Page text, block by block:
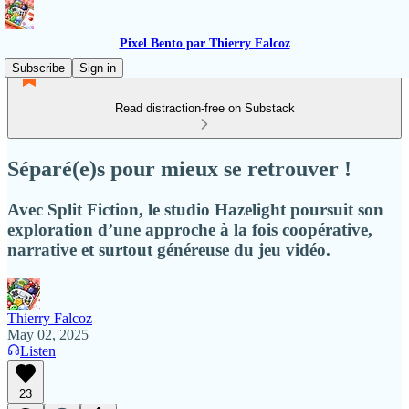
Pixel Bento par Thierry Falcoz
Subscribe
Sign in
Read distraction-free on Substack
Séparé(e)s pour mieux se retrouver !
Avec Split Fiction, le studio Hazelight poursuit son
exploration d’une approche à la fois coopérative,
narrative et surtout généreuse du jeu vidéo.
Thierry Falcoz
May 02, 2025
Listen
23